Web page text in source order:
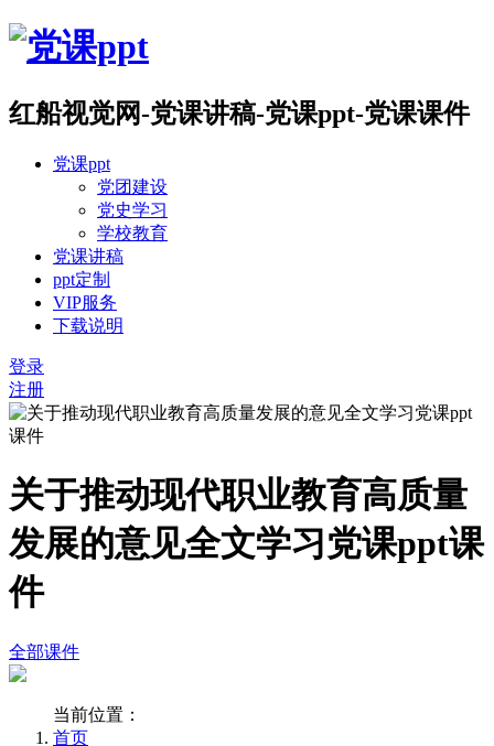
红船视觉网-党课讲稿-党课ppt-党课课件
党课ppt
党团建设
党史学习
学校教育
党课讲稿
ppt定制
VIP服务
下载说明
登录
注册
关于推动现代职业教育高质量
发展的意见全文学习党课ppt课
件
全部课件
当前位置：
首页